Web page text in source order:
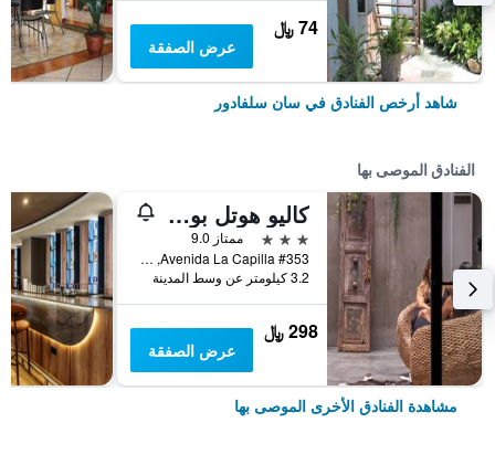
74 ﷼
عرض الصفقة
شاهد أرخص الفنادق في سان سلفادور
الفنادق الموصى بها
كاليو هوتل بوتيك
3 نجوم
ممتاز 9.0
Avenida La Capilla #353, سان سلفادور, السلفادور
3.2 كيلومتر عن وسط المدينة
298 ﷼
عرض الصفقة
مشاهدة الفنادق الأخرى الموصى بها